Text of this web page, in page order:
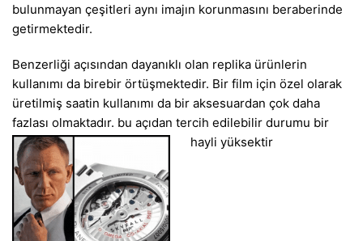
bulunmayan çeşitleri aynı imajın korunmasını beraberinde
getirmektedir.
Benzerliği açısından dayanıklı olan replika ürünlerin
kullanımı da birebir örtüşmektedir. Bir film için özel olarak
üretilmiş saatin kullanımı da bir aksesuardan çok daha
fazlası olmaktadır. bu açıdan tercih edilebilir durumu bir
hayli yüksektir